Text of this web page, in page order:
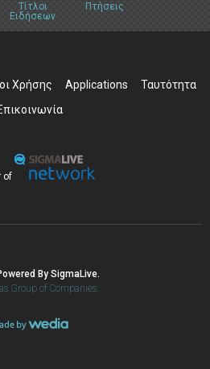
Τίτλοι
Ειδήσεων
Πτήσεις
Χρήσης Applications
Ταυτότητα
of
By SigmaLive.
Group of Companies.